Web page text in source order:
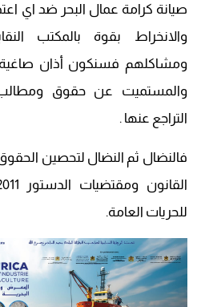
صيانة كرامة عمال البحر ضد اي
والانخراط بقوة بالمكتب
ومشاكلهم فسنكون أذان
والمستميت عن حقوق ومطالب
التراجع عنها .
فالنضال ثم النضال لتحصين
للحريات العامة.